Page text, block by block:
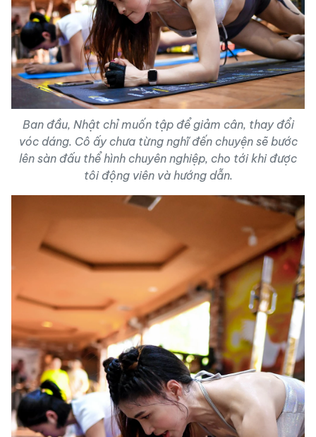
Ban đầu, Nhật chỉ muốn tập để giảm cân, thay đổi
vóc dáng. Cô ấy chưa từng nghĩ đến chuyện sẽ bước
lên sàn đấu thể hình chuyên nghiệp, cho tới khi được
tôi động viên và hướng dẫn.